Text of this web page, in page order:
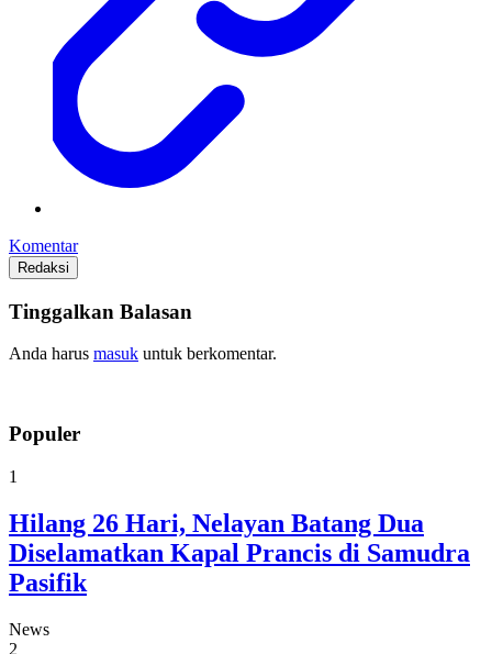
Komentar
Redaksi
Tinggalkan Balasan
Anda harus masuk untuk berkomentar.
Populer
1
Hilang 26 Hari, Nelayan Batang Dua
Diselamatkan Kapal Prancis di Samudra
Pasifik
News
2